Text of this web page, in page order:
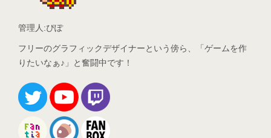
管理人:ぴぽ
フリーのグラフィックデザイナーという傍ら、「ゲームを作
りたいなぁ♪」と奮闘中です！